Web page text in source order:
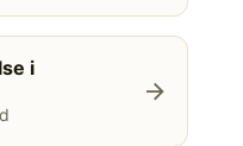
i
arrow_forward